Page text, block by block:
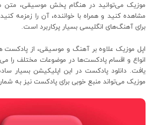
موزیک می‌توانید در هنگام پخش موسیقی، متن
مشاهده کنید و همراه با خواننده، آن را زمزمه
برای آهنگ‌های انگلیسی بسیار پرکاربرد است.
اپل موزیک علاوه بر آهنگ و موسیقی، از پادکست
انواع و اقسام پادکست‌ها در موضوعات مختلف را
یافت. دانلود پادکست در این اپلیکیشن بسیار
موزیک می‌تواند منبع خوبی برای پادکست نیز به